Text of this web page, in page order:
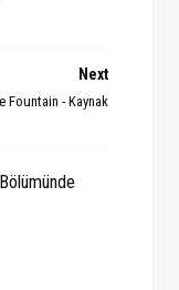
Next
Fountain - Kaynak